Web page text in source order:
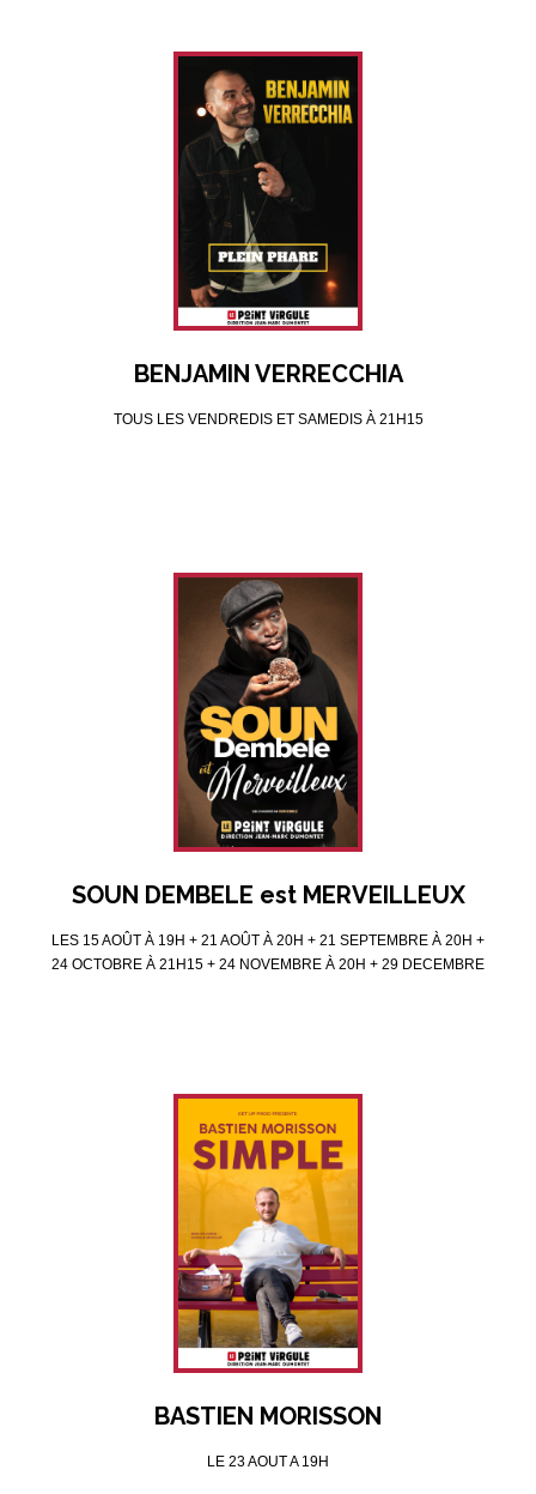
BENJAMIN VERRECCHIA
TOUS LES VENDREDIS ET SAMEDIS À 21H15
SOUN DEMBELE est MERVEILLEUX
LES 15 AOÛT À 19H + 21 AOÛT À 20H + 21 SEPTEMBRE À 20H +
24 OCTOBRE À 21H15 + 24 NOVEMBRE À 20H + 29 DECEMBRE
BASTIEN MORISSON
LE 23 AOUT A 19H